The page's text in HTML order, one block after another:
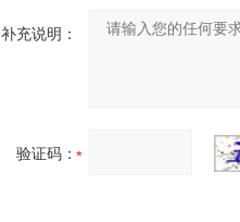
补充说明：
验证码：